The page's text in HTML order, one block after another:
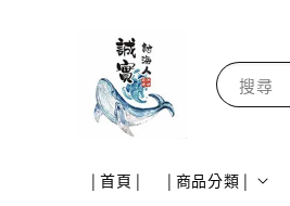
搜尋
| 首頁 | | 商品分類 |